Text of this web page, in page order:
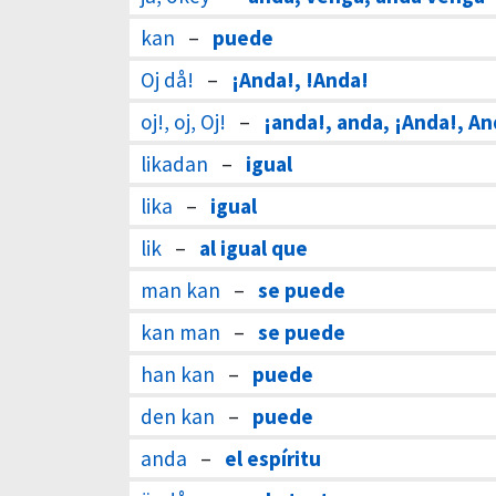
kan – puede
Oj då! –
¡Anda!, !Anda!
oj!, oj, Oj! –
¡anda!, anda, ¡Anda!,
likadan – igual
lika – igual
lik – al igual que
man kan – se puede
kan man – se puede
han kan – puede
den kan – puede
anda – el espíritu